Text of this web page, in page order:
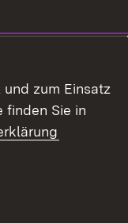
zum Einsatz
finden Sie in